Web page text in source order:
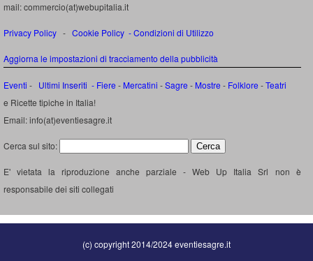
mail: commercio(at)webupitalia.it
Privacy Policy - Cookie Policy -Condizioni di Utilizzo
Aggiorna le impostazioni di tracciamento della pubblicità
Eventi - Ultimi Inseriti - Fiere - Mercatini -Sagre - Mostre - Folklore -Teatri
e Ricette tipiche in Italia!
Email: info(at)eventiesagre.it
Cerca sul sito:
E' vietata la riproduzione anche parziale - Web Up Italia Srl non è
responsabile dei siti collegati
(c) copyright 2014/2024 eventiesagre.it